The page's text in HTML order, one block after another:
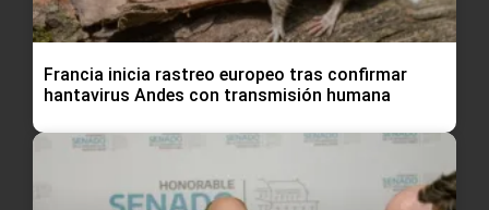
Francia inicia rastreo europeo tras confirmar
hantavirus Andes con transmisión humana